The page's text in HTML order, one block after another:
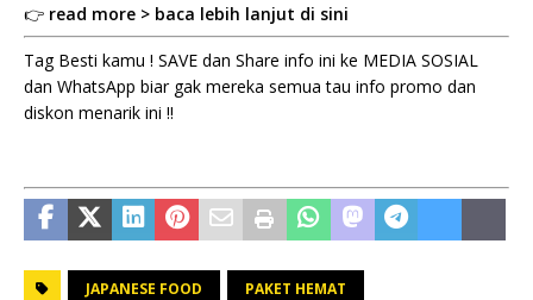
👉 read more > baca lebih lanjut di sini
Tag Besti kamu ! SAVE dan Share info ini ke MEDIA SOSIAL
dan WhatsApp biar gak mereka semua tau info promo dan
diskon menarik ini !!
JAPANESE FOOD PAKET HEMAT